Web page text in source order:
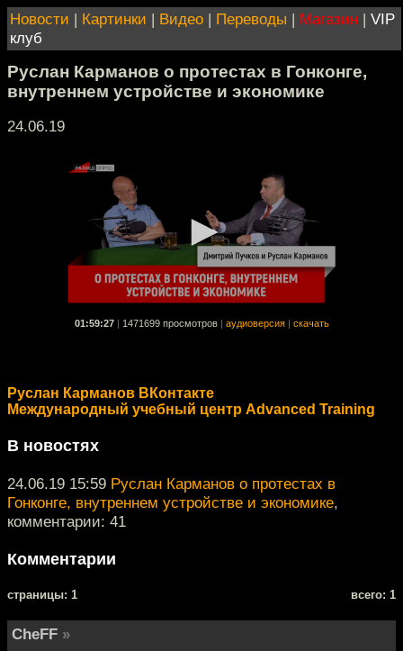
Новости | Картинки | Видео | Переводы | Магазин | VIP
клуб
Руслан Карманов о протестах в Гонконге,
внутреннем устройстве и экономике
24.06.19
01:59:27 1471699 просмотров аудиоверсия скачать
Руслан Карманов ВКонтакте
Международный учебный центр Advanced Training
В новостях
24.06.19 15:59 Руслан Карманов о протестах в
Гонконге, внутреннем устройстве и экономике,
комментарии: 41
Комментарии
cтраницы: 1 всего: 1
CheFF »